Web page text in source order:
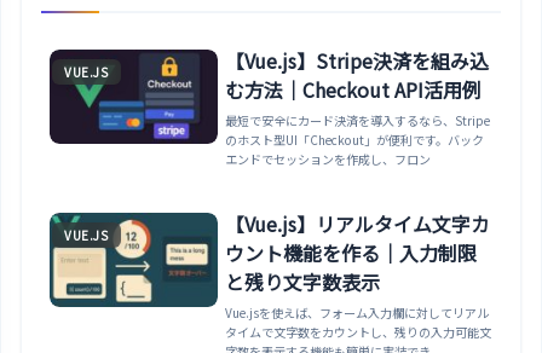
VUE.JS
【Vue.js】Stripe決済を組み込
む方法｜Checkout API活用例
最短で安全にカード決済を導入するなら、Stripe
のホスト型UI「Checkout」が便利です。バック
エンドでセッションを作成し、フロン
VUE.JS
【Vue.js】リアルタイム文字カ
ウント機能を作る｜入力制限
と残り文字数表示
Vue.jsを使えば、フォーム入力欄に対してリアル
タイムで文字数をカウントし、残りの入力可能文